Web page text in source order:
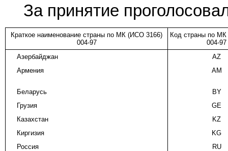
За принятие
Краткое наименование страны по МК (ИСО 3166)
004-97
Код страны по
004-97
Азербайджан
AZ
Армения
AM
Беларусь
BY
Грузия
GE
Казахстан
KZ
Киргизия
KG
Россия
RU